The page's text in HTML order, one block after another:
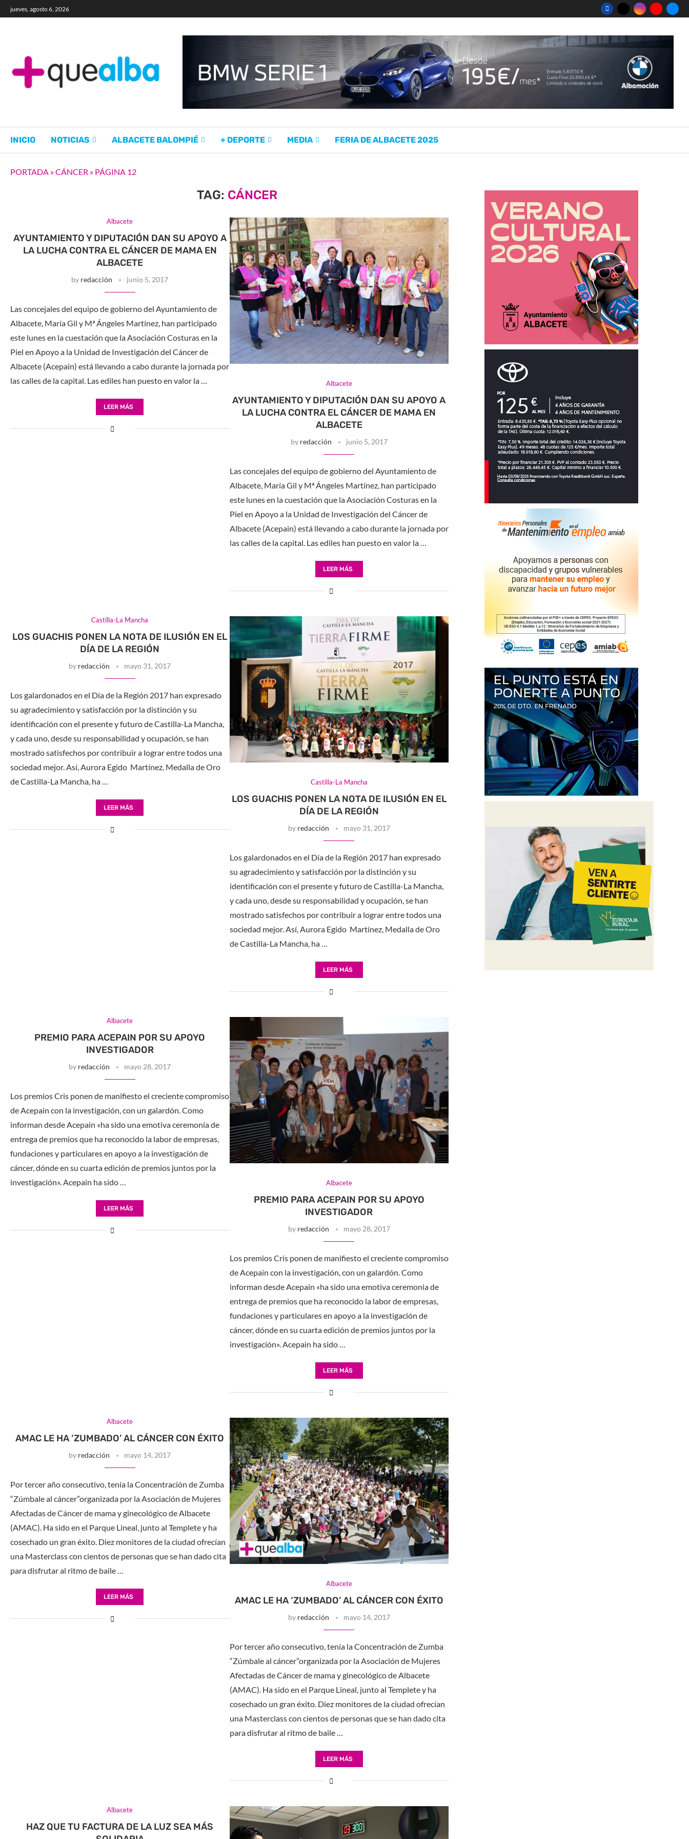
jueves, agosto 6, 2026
INICIO NOTICIAS ALBACETE BALOMPIÉ + DEPORTE MEDIA FERIA DE ALBACETE 2025
PORTADA »CÁNCER » PÁGINA 12
TAG: CÁNCER
Albacete
AYUNTAMIENTO Y DIPUTACIÓN DAN SU APOYO A
LA LUCHA CONTRA EL CÁNCER DE MAMA EN
ALBACETE
by redacción junio 5, 2017
Las concejales del equipo de gobierno del Ayuntamiento de
Albacete, María Gil y Mª Ángeles Martínez, han participado
este lunes en la cuestación que la Asociación Costuras en la
Piel en Apoyo a la Unidad de Investigación del Cáncer de
Albacete (Acepain) está llevando a cabo durante la jornada por
las calles de la capital. Las ediles han puesto en valor la …
LEER MÁS
Albacete
AYUNTAMIENTO Y DIPUTACIÓN DAN SU APOYO A
LA LUCHA CONTRA EL CÁNCER DE MAMA EN
ALBACETE
by redacción junio 5, 2017
Las concejales del equipo de gobierno del Ayuntamiento de
Albacete, María Gil y Mª Ángeles Martínez, han participado
este lunes en la cuestación que la Asociación Costuras en la
Piel en Apoyo a la Unidad de Investigación del Cáncer de
Albacete (Acepain) está llevando a cabo durante la jornada por
las calles de la capital. Las ediles han puesto en valor la …
LEER MÁS
Castilla-La Mancha
LOS GUACHIS PONEN LA NOTA DE ILUSIÓN EN EL
DÍA DE LA REGIÓN
by redacción mayo 31, 2017
Los galardonados en el Día de la Región 2017 han expresado
su agradecimiento y satisfacción por la distinción y su
identificación con el presente y futuro de Castilla-La Mancha,
y cada uno, desde su responsabilidad y ocupación, se han
mostrado satisfechos por contribuir a lograr entre todos una
sociedad mejor. Así, Aurora Egido Martínez, Medalla de Oro
de Castilla-La Mancha, ha …
LEER MÁS
Castilla-La Mancha
LOS GUACHIS PONEN LA NOTA DE ILUSIÓN EN EL
DÍA DE LA REGIÓN
by redacción mayo 31, 2017
Los galardonados en el Día de la Región 2017 han expresado
su agradecimiento y satisfacción por la distinción y su
identificación con el presente y futuro de Castilla-La Mancha,
y cada uno, desde su responsabilidad y ocupación, se han
mostrado satisfechos por contribuir a lograr entre todos una
sociedad mejor. Así, Aurora Egido Martínez, Medalla de Oro
de Castilla-La Mancha, ha …
LEER MÁS
Albacete
PREMIO PARA ACEPAIN POR SU APOYO
INVESTIGADOR
by redacción mayo 28, 2017
Los premios Cris ponen de manifiesto el creciente compromiso
de Acepain con la investigación, con un galardón. Como
informan desde Acepain «ha sido una emotiva ceremonia de
entrega de premios que ha reconocido la labor de empresas,
fundaciones y particulares en apoyo a la investigación de
cáncer, dónde en su cuarta edición de premios juntos por la
investigación». Acepain ha sido …
LEER MÁS
Albacete
PREMIO PARA ACEPAIN POR SU APOYO
INVESTIGADOR
by redacción mayo 28, 2017
Los premios Cris ponen de manifiesto el creciente compromiso
de Acepain con la investigación, con un galardón. Como
informan desde Acepain «ha sido una emotiva ceremonia de
entrega de premios que ha reconocido la labor de empresas,
fundaciones y particulares en apoyo a la investigación de
cáncer, dónde en su cuarta edición de premios juntos por la
investigación». Acepain ha sido …
LEER MÁS
Albacete
AMAC LE HA ‘ZUMBADO’ AL CÁNCER CON ÉXITO
by redacción mayo 14, 2017
Por tercer año consecutivo, tenía la Concentración de Zumba
“Zúmbale al cáncer”organizada por la Asociación de Mujeres
Afectadas de Cáncer de mama y ginecológico de Albacete
(AMAC). Ha sido en el Parque Lineal, junto al Templete y ha
cosechado un gran éxito. Diez monitores de la ciudad ofrecían
una Masterclass con cientos de personas que se han dado cita
para disfrutar al ritmo de baile …
LEER MÁS
Albacete
AMAC LE HA ‘ZUMBADO’ AL CÁNCER CON ÉXITO
by redacción mayo 14, 2017
Por tercer año consecutivo, tenía la Concentración de Zumba
“Zúmbale al cáncer”organizada por la Asociación de Mujeres
Afectadas de Cáncer de mama y ginecológico de Albacete
(AMAC). Ha sido en el Parque Lineal, junto al Templete y ha
cosechado un gran éxito. Diez monitores de la ciudad ofrecían
una Masterclass con cientos de personas que se han dado cita
para disfrutar al ritmo de baile …
LEER MÁS
Albacete
HAZ QUE TU FACTURA DE LA LUZ SEA MÁS